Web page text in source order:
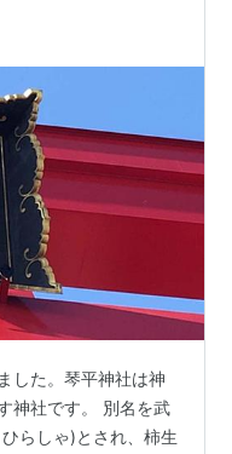
した。琴平神社は神
神社です。 別名を武
らしゃ)とされ、柿生